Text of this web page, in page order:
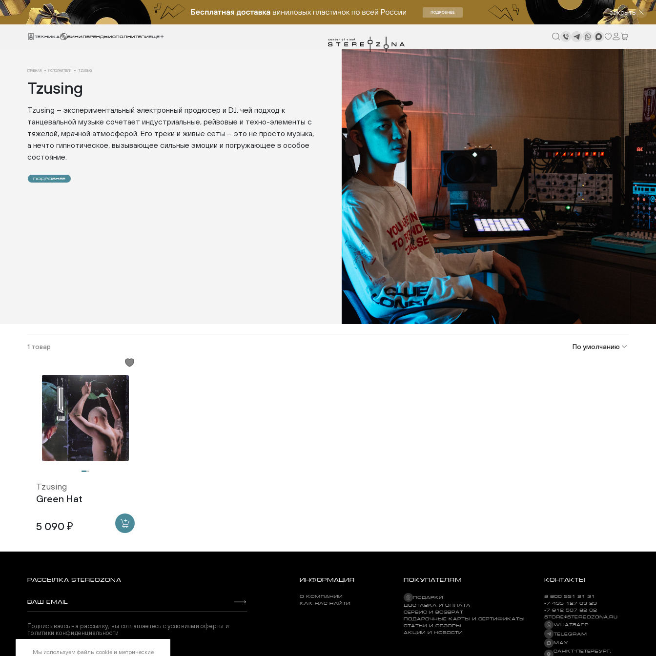
закрыть
Техника ВИНИЛБРЕНДЫИСПОЛНИТЕЛИЕще
ГЛАВНАЯ ИСПОЛНИТЕЛИ TZUSING
Tzusing
Tzusing – экспериментальный электронный продюсер и DJ, чей подход к
танцевальной музыке сочетает индустриальные, рейвовые и техно-элементы с
тяжелой, мрачной атмосферой. Его треки и живые сеты – это не просто музыка,
а нечто гипнотическое, вызывающее сильные эмоции и погружающее в особое
состояние.
ПОДРОБНЕЕ
1 товар По умолчанию
Tzusing
Green Hat
5 090 ₽
РАССЫЛКА STEREOZONA
Подписываясь на рассылку, вы соглашаетесь с условиями оферты и
политики конфиденциальности
ИНФОРМАЦИЯ
О КОМПАНИИ
КАК НАС НАЙТИ
ПОКУПАТЕЛЯМ
ПОДАРКИ
ДОСТАВКА И ОПЛАТА
СЕРВИС И ВОЗВРАТ
ПОДАРОЧНЫЕ КАРТЫ И СЕРТИФИКАТЫ
СТАТЬИ И ОБЗОРЫ
АКЦИИ И НОВОСТИ
КОНТАКТЫ
8 800 551 21 31
+7 495 127 09 29
+7 812 507 82 62
STORE@STEREOZONA.RU
WHATSAPP
TELEGRAM
MAX
САНКТ-ПЕТЕРБУРГ,
Мы используем файлы cookie и метрические